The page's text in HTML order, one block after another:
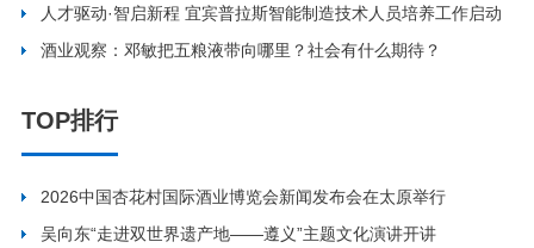
人才驱动·智启新程 宜宾普拉斯智能制造技术人员培养工作启动
酒业观察：邓敏把五粮液带向哪里？社会有什么期待？
TOP排行
2026中国杏花村国际酒业博览会新闻发布会在太原举行
吴向东“走进双世界遗产地——遵义”主题文化演讲开讲